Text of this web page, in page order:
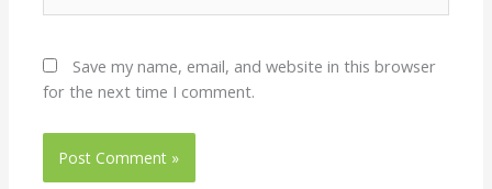
Save my name, email, and website in this browser
for the next time I comment.